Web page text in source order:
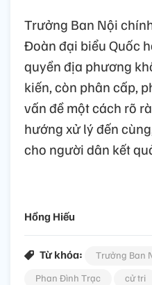
Trưởng Ban Nội
Đoàn đại biểu Quốc
quyền địa phương
kiến, còn phân cấp,
vấn đề một cách rõ
hướng xử lý đến
cho người dân kết
Hồng Hiếu
Từ khóa:
Trưởng Ban
Phan Đình Trạc
cử tri